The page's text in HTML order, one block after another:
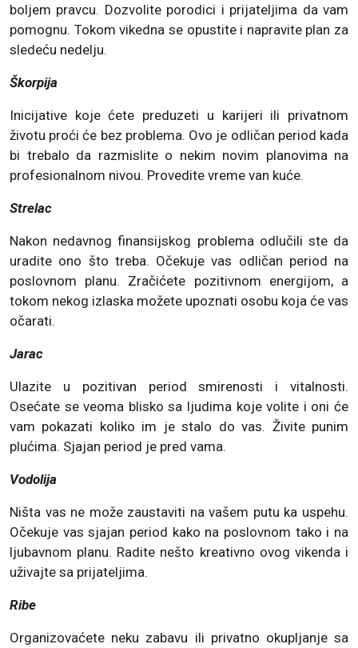
boljem pravcu. Dozvolite porodici i prijateljima da vam
pomognu. Tokom vikedna se opustite i napravite plan za
sledeću nedelju.
Škorpija
Inicijative koje ćete preduzeti u karijeri ili privatnom
životu proći će bez problema. Ovo je odličan period kada
bi trebalo da razmislite o nekim novim planovima na
profesionalnom nivou. Provedite vreme van kuće.
Strelac
Nakon nedavnog finansijskog problema odlučili ste da
uradite ono što treba. Očekuje vas odličan period na
poslovnom planu. Zračićete pozitivnom energijom, a
tokom nekog izlaska možete upoznati osobu koja će vas
očarati.
Jarac
Ulazite u pozitivan period smirenosti i vitalnosti.
Osećate se veoma blisko sa ljudima koje volite i oni će
vam pokazati koliko im je stalo do vas. Živite punim
plućima. Sjajan period je pred vama.
Vodolija
Ništa vas ne može zaustaviti na vašem putu ka uspehu.
Očekuje vas sjajan period kako na poslovnom tako i na
ljubavnom planu. Radite nešto kreativno ovog vikenda i
uživajte sa prijateljima.
Ribe
Organizovaćete neku zabavu ili privatno okupljanje sa